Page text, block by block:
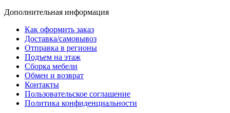
Дополнительная информация
Как оформить заказ
Доставка/самовывоз
Отправка в регионы
Подъем на этаж
Сборка мебели
Обмен и возврат
Контакты
Пользовательское соглашение
Политика конфиденциальности